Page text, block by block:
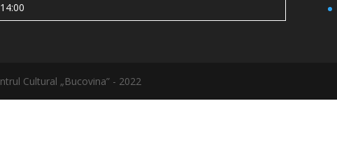
Cultural „Bucovina” - 2022